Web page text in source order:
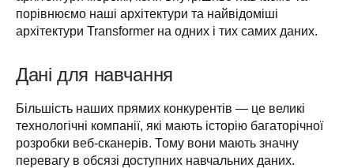
порівнюємо наші архітектури та найвідоміші
архітектури Transformer на одних і тих самих даних.
Дані для навчання
Більшість наших прямих конкурентів — це великі
технологічні компанії, які мають історію багаторічної
розробки веб-сканерів. Тому вони мають значну
перевагу в обсязі доступних навчальних даних.